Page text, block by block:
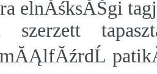
elnĂśksĂŠgi
szerzett